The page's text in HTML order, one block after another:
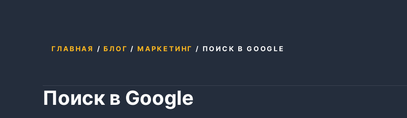
ГЛАВНАЯ /БЛОГ /МАРКЕТИНГ / ПОИСК В GOOGLE
Поиск в Google